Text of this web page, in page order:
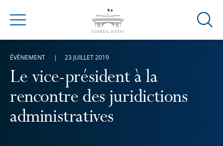
Menu
Ouvrir
Le vice-président à la
rencontre des juridictions
administratives
ÉVÉNEMENT 23 JUILLET 2019